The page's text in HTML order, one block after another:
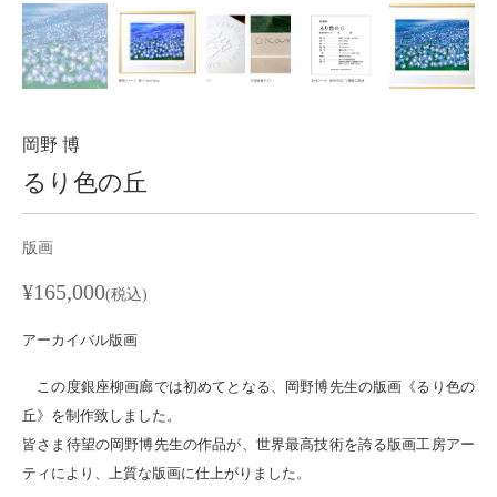
Contact お問い合わせ
岡野 博
るり色の丘
版画
¥165,000(税込)
アーカイバル版画
この度銀座柳画廊では初めてとなる、岡野博先生の版画《るり色の
丘》を制作致しました。
皆さま待望の岡野博先生の作品が、世界最高技術を誇る版画工房アー
ティにより、上質な版画に仕上がりました。